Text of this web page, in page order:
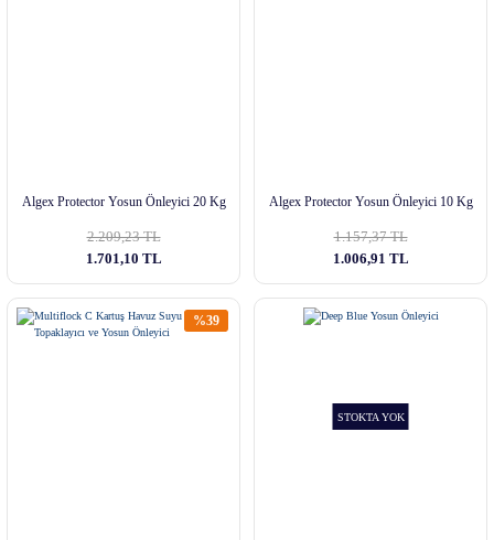
Algex Protector Yosun Önleyici 20 Kg
2.209,23 TL
1.701,10 TL
Algex Protector Yosun Önleyici 10 Kg
1.157,37 TL
1.006,91 TL
%39
STOKTA YOK